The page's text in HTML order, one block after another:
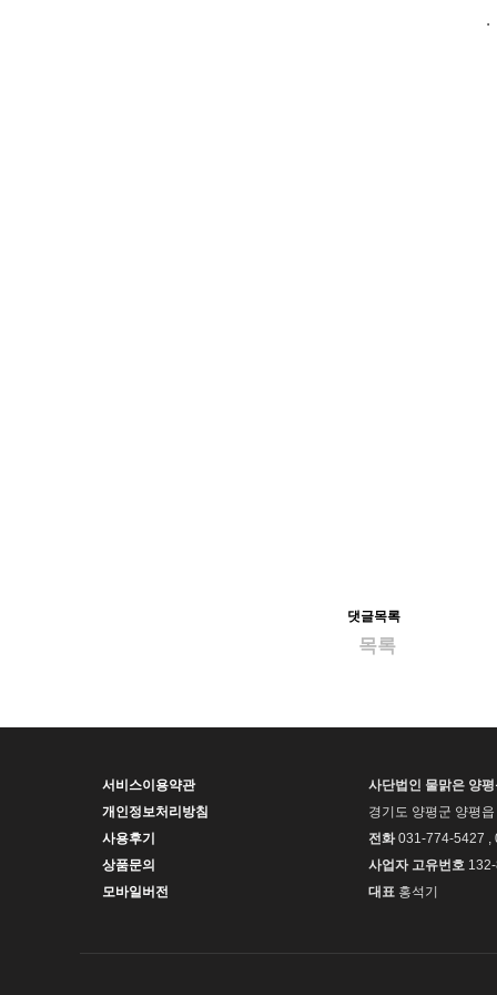
댓글목록
목록
서비스이용약관
개인정보처리방침
사용후기
상품문의
모바일버전
사단법인 물맑은 양
경기도 양평군 양평
전화031-774-5427 ,
사업자 고유번호
대표 홍석기